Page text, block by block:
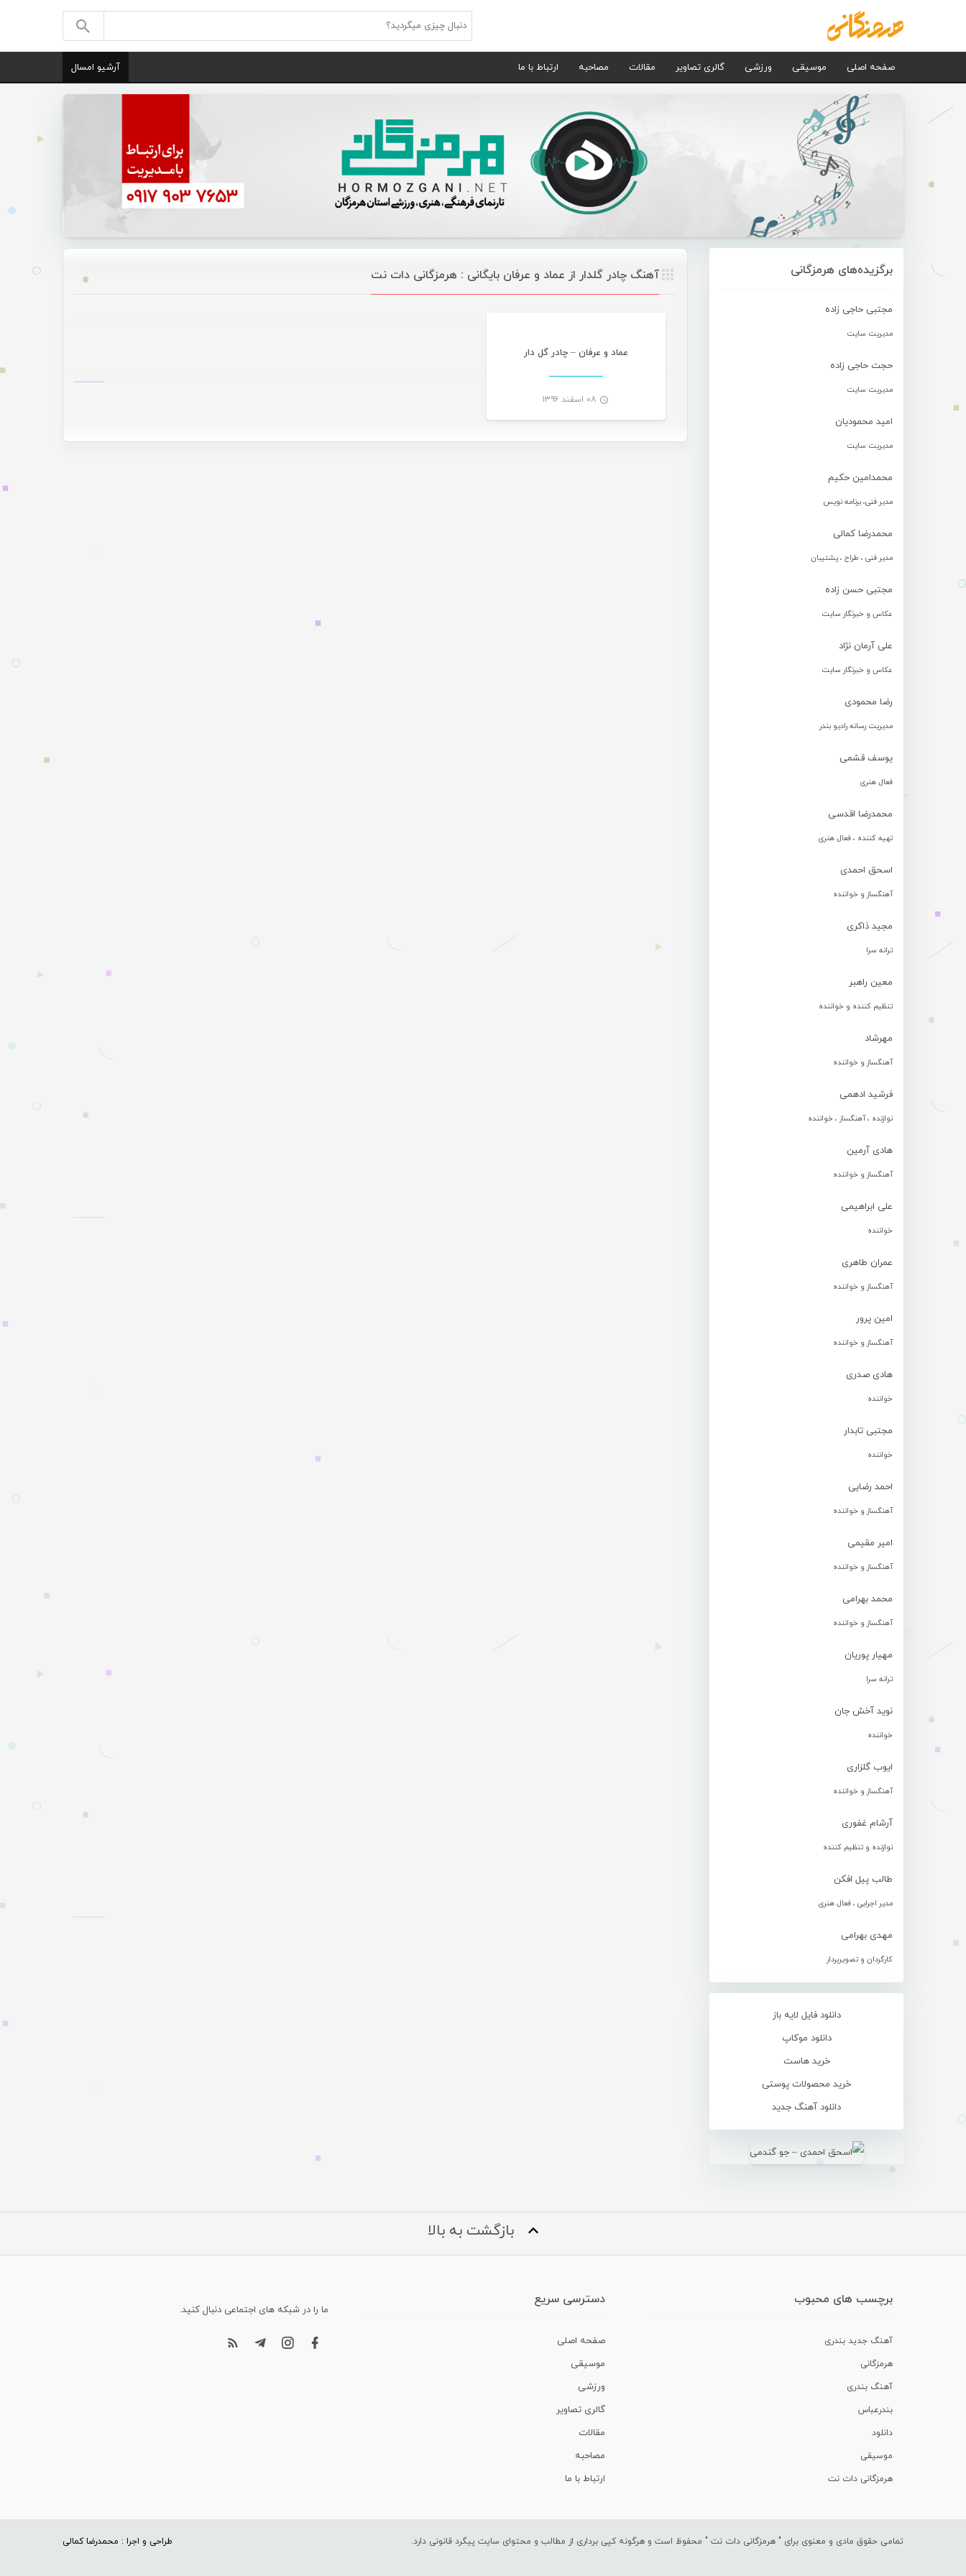
صفحه اصلی موسیقی ورزشی گالری تصاویر مقالات مصاحبه ارتباط با ما آرشیو امسال
برگزیده‌های هرمزگانی
مجتبی حاجی زاده
مدیریت سایت
حجت حاجی زاده
مدیریت سایت
امید محمودیان
مدیریت سایت
محمدامین حکیم
مدیر فنی، برنامه نویس
محمدرضا کمالی
مدیر فنی ، طراح ، پشتیبان
مجتبی حسن زاده
عکاس و خبرنگار سایت
علی آرمان نژاد
عکاس و خبرنگار سایت
رضا محمودی
مدیریت رسانه رادیو بندر
یوسف قشمی
فعال هنری
محمدرضا اقدسی
تهیه کننده ، فعال هنری
اسحق احمدی
آهنگساز و خواننده
مجید ذاکری
ترانه سرا
معین راهبر
تنظیم کننده و خواننده
مهرشاد
آهنگساز و خواننده
فرشید ادهمی
نوازنده ، آهنگساز ، خواننده
هادی آرمین
آهنگساز و خواننده
علی ابراهیمی
خواننده
عمران طاهری
آهنگساز و خواننده
امین پرور
آهنگساز و خواننده
هادی صدری
خواننده
مجتبی تابدار
خواننده
احمد رضایی
آهنگساز و خواننده
امیر مقیمی
آهنگساز و خواننده
محمد بهرامی
آهنگساز و خواننده
مهیار پوریان
ترانه سرا
نوید آخش جان
خواننده
ایوب گلزاری
آهنگساز و خواننده
آرشام غفوری
نوازنده و تنظیم کننده
طالب پیل افکن
مدیر اجرایی ، فعال هنری
مهدی بهرامی
کارگردان و تصویربردار
دانلود فایل لایه باز
دانلود موکاپ
خرید هاست
خرید محصولات پوستی
دانلود آهنگ جدید
آهنگ چادر گلدار از عماد و عرفان بایگانی : هرمزگانی دات نت
عماد و عرفان – چادر گل دار
۰۸ اسفند ۱۳۹۶
بازگشت به بالا
برچسب های محبوب
آهنگ جدید بندری
هرمزگانی
آهنگ بندری
بندرعباس
دانلود
موسیقی
هرمزگانی دات نت
دسترسی سریع
صفحه اصلی
موسیقی
ورزشی
گالری تصاویر
مقالات
مصاحبه
ارتباط با ما
ما را در شبکه های اجتماعی دنبال کنید.
تمامی حقوق مادی و معنوی برای " هرمزگانی دات نت " محفوظ است و هرگونه کپی برداری از مطالب و محتوای سایت پیگرد قانونی دارد. طراحی و اجرا : محمدرضا کمالی